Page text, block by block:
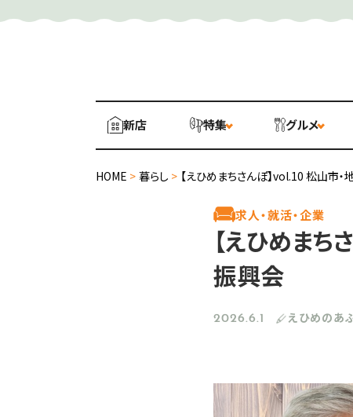
新店 特集 グルメ
HOME > 暮らし > 【えひめまちさんぽ】vol.10 松山市
求人・就活・企業
【えひめま
振興会
2026.6.1 えひめのあ